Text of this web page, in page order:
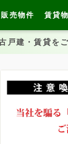
販売物件 賃貸
戸建・賃貸をご